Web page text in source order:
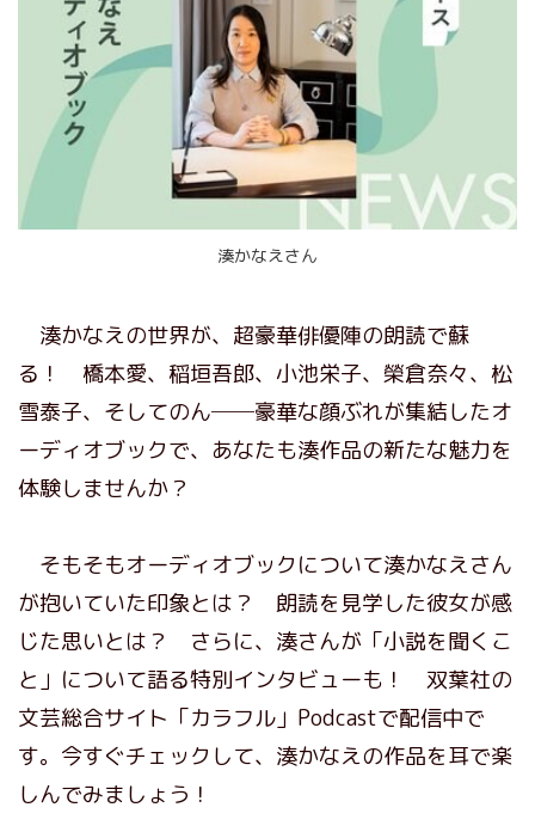
湊かなえさん
湊かなえの世界が、超豪華俳優陣の朗読で蘇
る！ 橋本愛、稲垣吾郎、小池栄子、榮倉奈々、松
雪泰子、そしてのん──豪華な顔ぶれが集結したオ
ーディオブックで、あなたも湊作品の新たな魅力を
体験しませんか？
そもそもオーディオブックについて湊かなえさん
が抱いていた印象とは？ 朗読を見学した彼女が感
じた思いとは？ さらに、湊さんが「小説を聞くこ
と」について語る特別インタビューも！ 双葉社の
文芸総合サイト「カラフル」Podcastで配信中で
す。今すぐチェックして、湊かなえの作品を耳で楽
しんでみましょう！